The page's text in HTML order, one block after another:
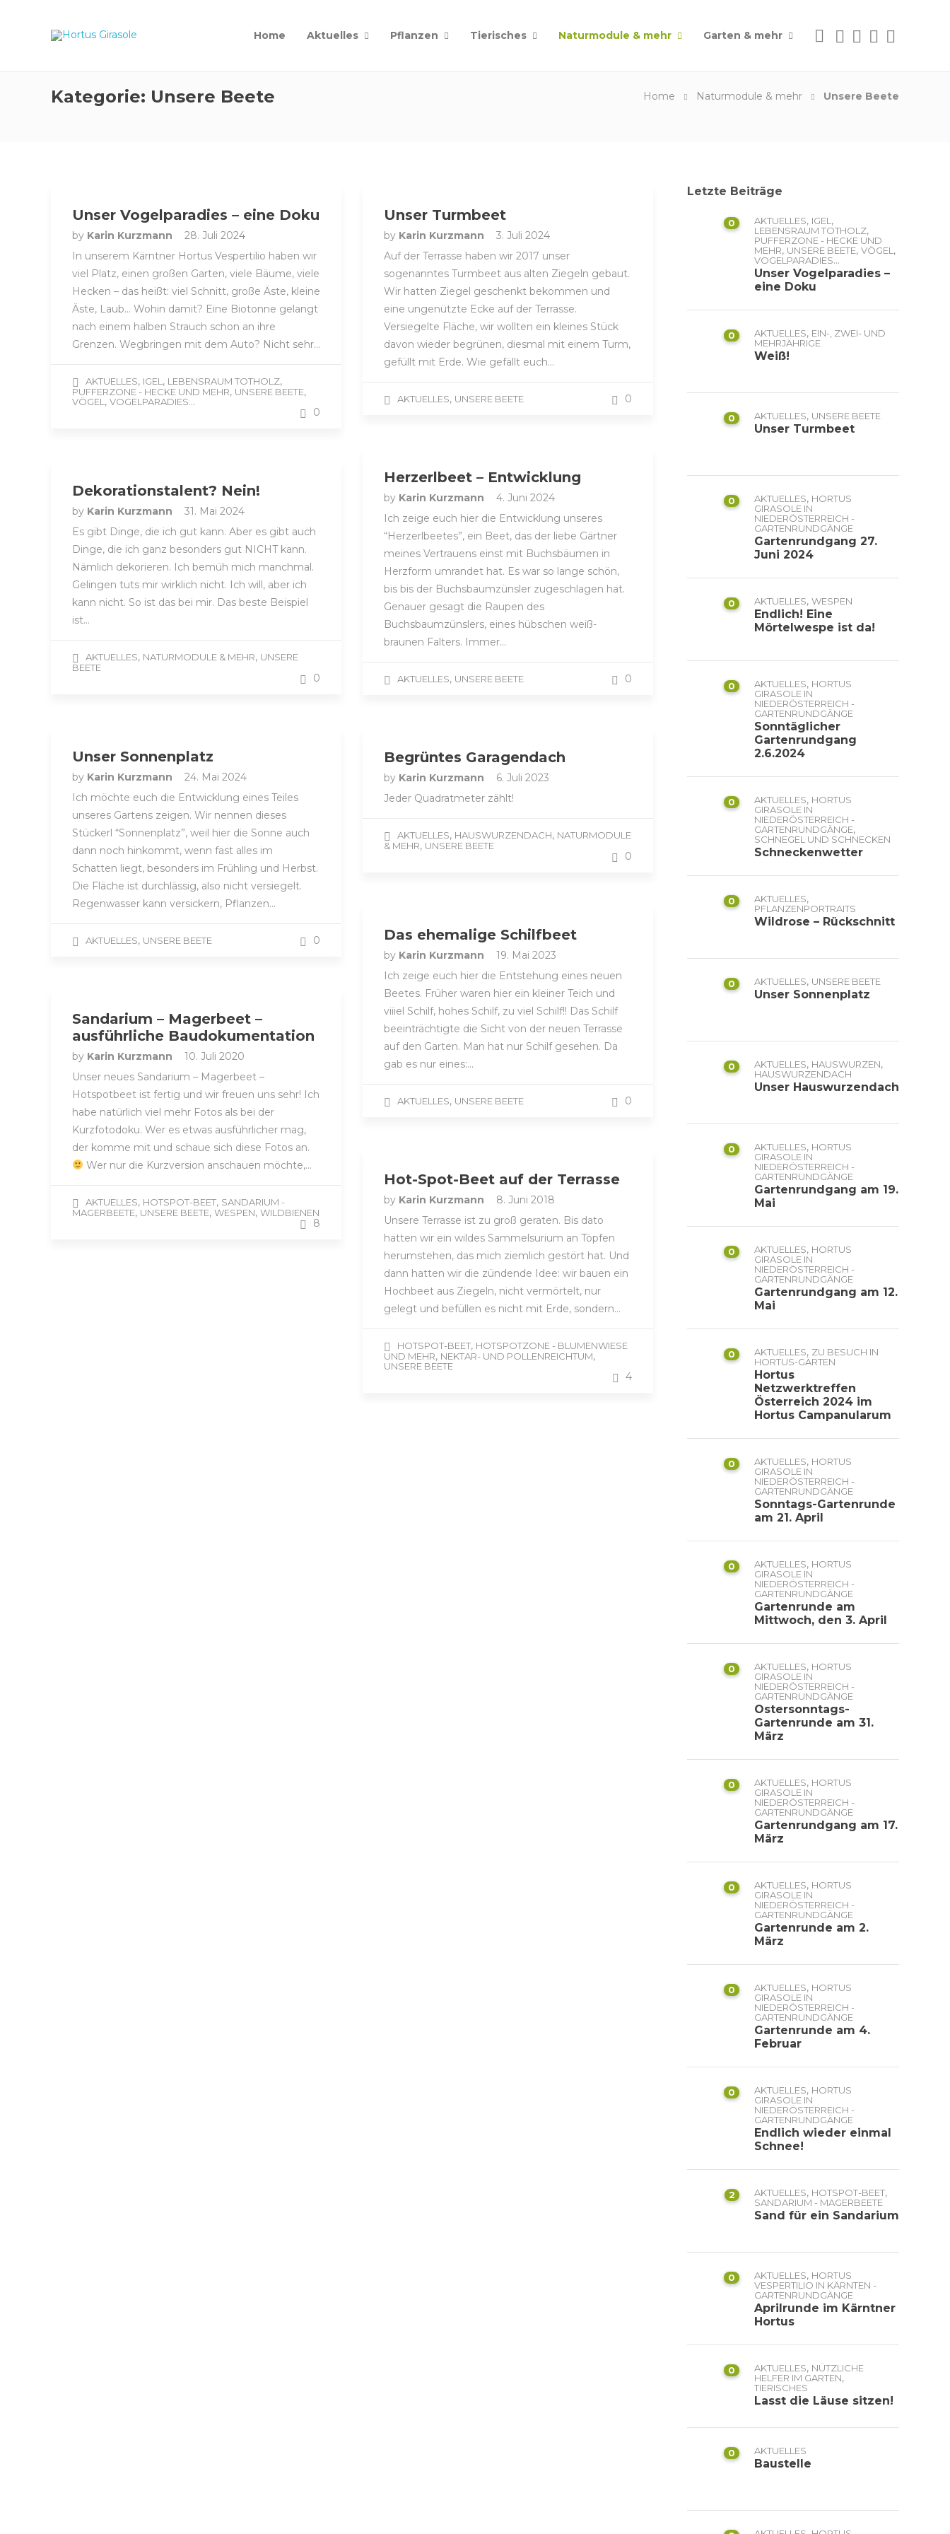
Home Aktuelles Pflanzen Tierisches Naturmodule & mehr Garten & mehr
Kategorie: Unsere Beete Home Naturmodule & mehr Unsere Beete
Unser Vogelparadies – eine Doku
by Karin Kurzmann
28. Juli 2024
In unserem Kärntner Hortus Vespertilio haben wir
viel Platz, einen großen Garten, viele Bäume, viele
Hecken – das heißt: viel Schnitt, große Äste, kleine
Äste, Laub… Wohin damit? Eine Biotonne gelangt
nach einem halben Strauch schon an ihre
Grenzen. Wegbringen mit dem Auto? Nicht sehr…
AKTUELLES, IGEL , LEBENSRAUM TOTHOLZ,
PUFFERZONE - HECKE UND MEHR, UNSERE BEETE,
VÖGEL , VOGELPARADIES...
0
Unser Turmbeet
by Karin Kurzmann
3. Juli 2024
Auf der Terrasse haben wir 2017 unser
sogenanntes Turmbeet aus alten Ziegeln gebaut.
Wir hatten Ziegel geschenkt bekommen und
eine ungenützte Ecke auf der Terrasse.
Versiegelte Fläche, wir wollten ein kleines Stück
davon wieder begrünen, diesmal mit einem Turm,
gefüllt mit Erde. Wie gefällt euch…
AKTUELLES, UNSERE BEETE 0
Herzerlbeet – Entwicklung
by Karin Kurzmann
4. Juni 2024
Ich zeige euch hier die Entwicklung unseres
“Herzerlbeetes”, ein Beet, das der liebe Gärtner
meines Vertrauens einst mit Buchsbäumen in
Herzform umrandet hat. Es war so lange schön,
bis bis der Buchsbaumzünsler zugeschlagen hat.
Genauer gesagt die Raupen des
Buchsbaumzünslers, eines hübschen weiß-
braunen Falters. Immer…
AKTUELLES, UNSERE BEETE 0
Dekorationstalent? Nein!
by Karin Kurzmann
31. Mai 2024
Es gibt Dinge, die ich gut kann. Aber es gibt auch
Dinge, die ich ganz besonders gut NICHT kann.
Nämlich dekorieren. Ich bemüh mich manchmal.
Gelingen tuts mir wirklich nicht. Ich will, aber ich
kann nicht. So ist das bei mir. Das beste Beispiel
ist…
AKTUELLES, NATURMODULE & MEHR, UNSERE
BEETE
0
Unser Sonnenplatz
by Karin Kurzmann
24. Mai 2024
Ich möchte euch die Entwicklung eines Teiles
unseres Gartens zeigen. Wir nennen dieses
Stückerl “Sonnenplatz”, weil hier die Sonne auch
dann noch hinkommt, wenn fast alles im
Schatten liegt, besonders im Frühling und Herbst.
Die Fläche ist durchlässig, also nicht versiegelt.
Regenwasser kann versickern, Pflanzen…
AKTUELLES, UNSERE BEETE 0
Begrüntes Garagendach
by Karin Kurzmann
6. Juli 2023
Jeder Quadratmeter zählt!
AKTUELLES, HAUSWURZENDACH, NATURMODULE
& MEHR, UNSERE BEETE
0
Das ehemalige Schilfbeet
by Karin Kurzmann
19. Mai 2023
Ich zeige euch hier die Entstehung eines neuen
Beetes. Früher waren hier ein kleiner Teich und
viiiel Schilf, hohes Schilf, zu viel Schilf!! Das Schilf
beeinträchtigte die Sicht von der neuen Terrasse
auf den Garten. Man hat nur Schilf gesehen. Da
gab es nur eines:…
AKTUELLES, UNSERE BEETE 0
Sandarium – Magerbeet –
ausführliche Baudokumentation
by Karin Kurzmann
10. Juli 2020
Unser neues Sandarium – Magerbeet –
Hotspotbeet ist fertig und wir freuen uns sehr! Ich
habe natürlich viel mehr Fotos als bei der
Kurzfotodoku. Wer es etwas ausführlicher mag,
der komme mit und schaue sich diese Fotos an.
Wer nur die Kurzversion anschauen möchte,…
AKTUELLES, HOTSPOT-BEET, SANDARIUM -
MAGERBEETE, UNSERE BEETE, WESPEN, WILDBIENEN
8
Hot-Spot-Beet auf der Terrasse
by Karin Kurzmann
8. Juni 2018
Unsere Terrasse ist zu groß geraten. Bis dato
hatten wir ein wildes Sammelsurium an Töpfen
herumstehen, das mich ziemlich gestört hat. Und
dann hatten wir die zündende Idee: wir bauen ein
Hochbeet aus Ziegeln, nicht vermörtelt, nur
gelegt und befüllen es nicht mit Erde, sondern…
HOTSPOT-BEET, HOTSPOTZONE - BLUMENWIESE
UND MEHR, NEKTAR- UND POLLENREICHTUM,
UNSERE BEETE
4
Letzte Beiträge
0 AKTUELLES, IGEL ,
LEBENSRAUM TOTHOLZ,
PUFFERZONE - HECKE UND
MEHR, UNSERE BEETE, VÖGEL ,
VOGELPARADIES...
Unser Vogelparadies –
eine Doku
0 AKTUELLES, EIN-, ZWEI- UND
MEHRJÄHRIGE
Weiß!
0 AKTUELLES, UNSERE BEETE
Unser Turmbeet
0 AKTUELLES, HORTUS
GIRASOLE IN
NIEDERÖSTERREICH -
GARTENRUNDGÄNGE
Gartenrundgang 27.
Juni 2024
0 AKTUELLES, WESPEN
Endlich! Eine
Mörtelwespe ist da!
0 AKTUELLES, HORTUS
GIRASOLE IN
NIEDERÖSTERREICH -
GARTENRUNDGÄNGE
Sonntäglicher
Gartenrundgang
2.6.2024
0 AKTUELLES, HORTUS
GIRASOLE IN
NIEDERÖSTERREICH -
GARTENRUNDGÄNGE,
SCHNEGEL UND SCHNECKEN
Schneckenwetter
0 AKTUELLES,
PFLANZENPORTRAITS
Wildrose – Rückschnitt
0 AKTUELLES, UNSERE BEETE
Unser Sonnenplatz
0 AKTUELLES, HAUSWURZEN,
HAUSWURZENDACH
Unser Hauswurzendach
0 AKTUELLES, HORTUS
GIRASOLE IN
NIEDERÖSTERREICH -
GARTENRUNDGÄNGE
Gartenrundgang am 19.
Mai
0 AKTUELLES, HORTUS
GIRASOLE IN
NIEDERÖSTERREICH -
GARTENRUNDGÄNGE
Gartenrundgang am 12.
Mai
0 AKTUELLES, ZU BESUCH IN
HORTUS-GÄRTEN
Hortus
Netzwerktreffen
Österreich 2024 im
Hortus Campanularum
0 AKTUELLES, HORTUS
GIRASOLE IN
NIEDERÖSTERREICH -
GARTENRUNDGÄNGE
Sonntags-Gartenrunde
am 21. April
0 AKTUELLES, HORTUS
GIRASOLE IN
NIEDERÖSTERREICH -
GARTENRUNDGÄNGE
Gartenrunde am
Mittwoch, den 3. April
0 AKTUELLES, HORTUS
GIRASOLE IN
NIEDERÖSTERREICH -
GARTENRUNDGÄNGE
Ostersonntags-
Gartenrunde am 31.
März
0 AKTUELLES, HORTUS
GIRASOLE IN
NIEDERÖSTERREICH -
GARTENRUNDGÄNGE
Gartenrundgang am 17.
März
0 AKTUELLES, HORTUS
GIRASOLE IN
NIEDERÖSTERREICH -
GARTENRUNDGÄNGE
Gartenrunde am 2.
März
0 AKTUELLES, HORTUS
GIRASOLE IN
NIEDERÖSTERREICH -
GARTENRUNDGÄNGE
Gartenrunde am 4.
Februar
0 AKTUELLES, HORTUS
GIRASOLE IN
NIEDERÖSTERREICH -
GARTENRUNDGÄNGE
Endlich wieder einmal
Schnee!
2 AKTUELLES, HOTSPOT-BEET,
SANDARIUM - MAGERBEETE
Sand für ein Sandarium
0 AKTUELLES, HORTUS
VESPERTILIO IN KÄRNTEN -
GARTENRUNDGÄNGE
Aprilrunde im Kärntner
Hortus
0 AKTUELLES, NÜTZLICHE
HELFER IM GARTEN,
TIERISCHES
Lasst die Läuse sitzen!
0 AKTUELLES
Baustelle